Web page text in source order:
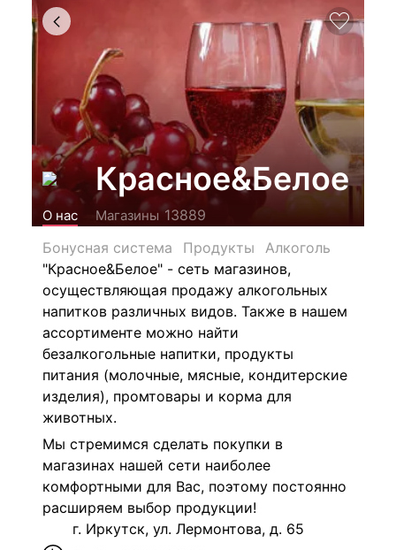
Красное&Белое
О нас Магазины 13889
Бонусная система
Продукты
Алкоголь
"Красное&Белое" - сеть магазинов,
осуществляющая продажу алкогольных
напитков различных видов. Также в нашем
ассортименте можно найти
безалкогольные напитки, продукты
питания (молочные, мясные, кондитерские
изделия), промтовары и корма для
животных.
Мы стремимся сделать покупки в
магазинах нашей сети наиболее
комфортными для Вас, поэтому постоянно
расширяем выбор продукции!
г. Иркутск, ул. Лермонтова, д. 65